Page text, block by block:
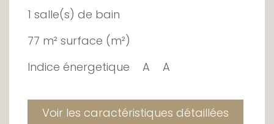
1 salle(s) de bain
77 m² surface (m²)
Indice énergetique
A A
Voir les caractéristiques détaillées